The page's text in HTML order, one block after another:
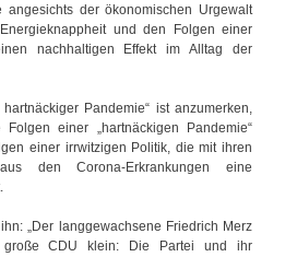
angesichts der ökonomischen Urgewalt
und den Folgen einer
nachhaltigen Effekt im Alltag der
Pandemie“ ist anzumerken,
einer „hartnäckigen Pandemie“
einer irrwitzigen Politik, die mit ihren
den Corona-Erkrankungen eine
„Der langgewachsene Friedrich Merz
CDU klein: Die Partei und ihr